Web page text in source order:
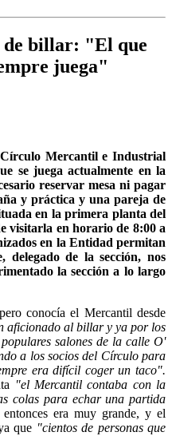
de billar: "El que
juega"
Círculo Mercantil e Industrial
se juega actualmente en la
reservar mesa ni pagar
y práctica y una pareja de
en la primera planta del
visitarla en horario de 8:00 a
en la Entidad permitan
delegado de la sección, nos
la sección a lo largo
conocía el Mercantil desde
aficionado al billar y ya por los
salones de la calle O'
a los socios del Círculo para
era difícil coger un taco".
"el Mercantil contaba con la
colas para echar una partida
era muy grande, y el
que "cientos de personas que